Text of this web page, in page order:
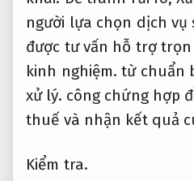
người lựa chọn dịch vụ
được tư vấn hỗ trợ trọn
kinh nghiệm. từ chuẩn
xử lý. công chứng hợp
thuế và nhận kết quả
Kiểm tra.